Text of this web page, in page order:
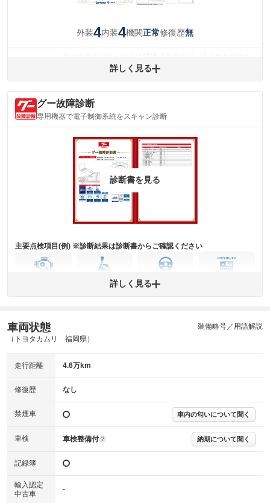
外装4内装4機関正常修復歴無
コミが残っています。
内装
(内装状態)
気になる汚れ等が、部分的にあります。
詳細は鑑定書をご確認ください。
※グー鑑定は保証サービスではございません。購入時は必ず現車をご確認
※実際にお渡しするコンディションチェックシートにつきましては、形式
※グー鑑定の評価はあくまでも記載している鑑定日の鑑定結果となりま
詳しく見る
グー故障診断
専用機器で電子制御系統をスキャン診断
診断書を見る
主要点検項目(例) ※診断結果は診断書からご確認ください
ミッション
ステアリング
ABS その他
※グー故障診断は保証サービスではございません。購入時は必ず現車をご
※実際にお渡しする故障診断書につきましては、形式および表示項目が異
※グー故障診断書はあくまでも実施時点での診断結果となります。将来に
わたり車両状態を担保するものではありませんので、車両情報等の詳細は
詳しく見る
車両状態
（トヨタカムリ 福岡県）
装備略号／用語解説
走行距離 4.6万km
修復歴 なし
禁煙車 車内の匂いについて聞く
車検 車検整備付 ? 納期について聞く
記録簿
輸入認定
中古車
-